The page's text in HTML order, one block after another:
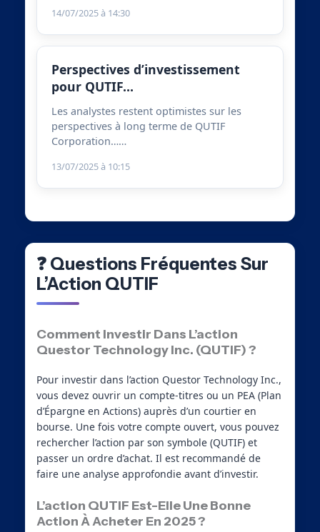
14/07/2025 à 14:30
Perspectives d’investissement
pour QUTIF…
Les analystes restent optimistes sur les
perspectives à long terme de QUTIF
Corporation……
13/07/2025 à 10:15
❓ Questions Fréquentes Sur
L’Action QUTIF
Comment Investir Dans L’action
Questor Technology Inc. (QUTIF) ?
Pour investir dans l’action Questor Technology Inc.,
vous devez ouvrir un compte-titres ou un PEA (Plan
d’Épargne en Actions) auprès d’un courtier en
bourse. Une fois votre compte ouvert, vous pouvez
rechercher l’action par son symbole (QUTIF) et
passer un ordre d’achat. Il est recommandé de
faire une analyse approfondie avant d’investir.
L’action QUTIF Est-Elle Une Bonne
Action À Acheter En 2025 ?